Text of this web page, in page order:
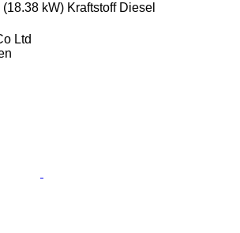
(18.38 kW) Kraftstoff Diesel
Ltd